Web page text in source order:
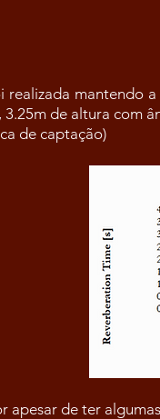
realizada mantendo
3.25m de altura com
de captação)
apesar de ter